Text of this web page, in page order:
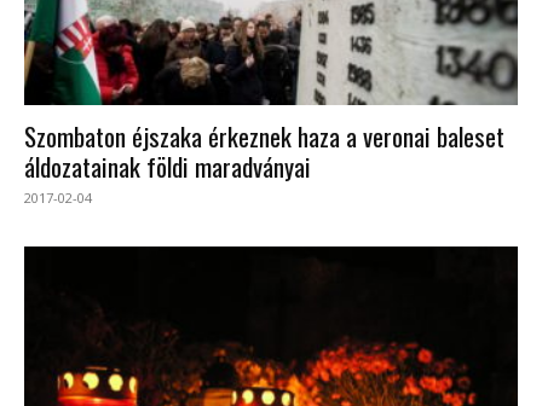
Szombaton éjszaka érkeznek haza a veronai baleset
áldozatainak földi maradványai
2017-02-04